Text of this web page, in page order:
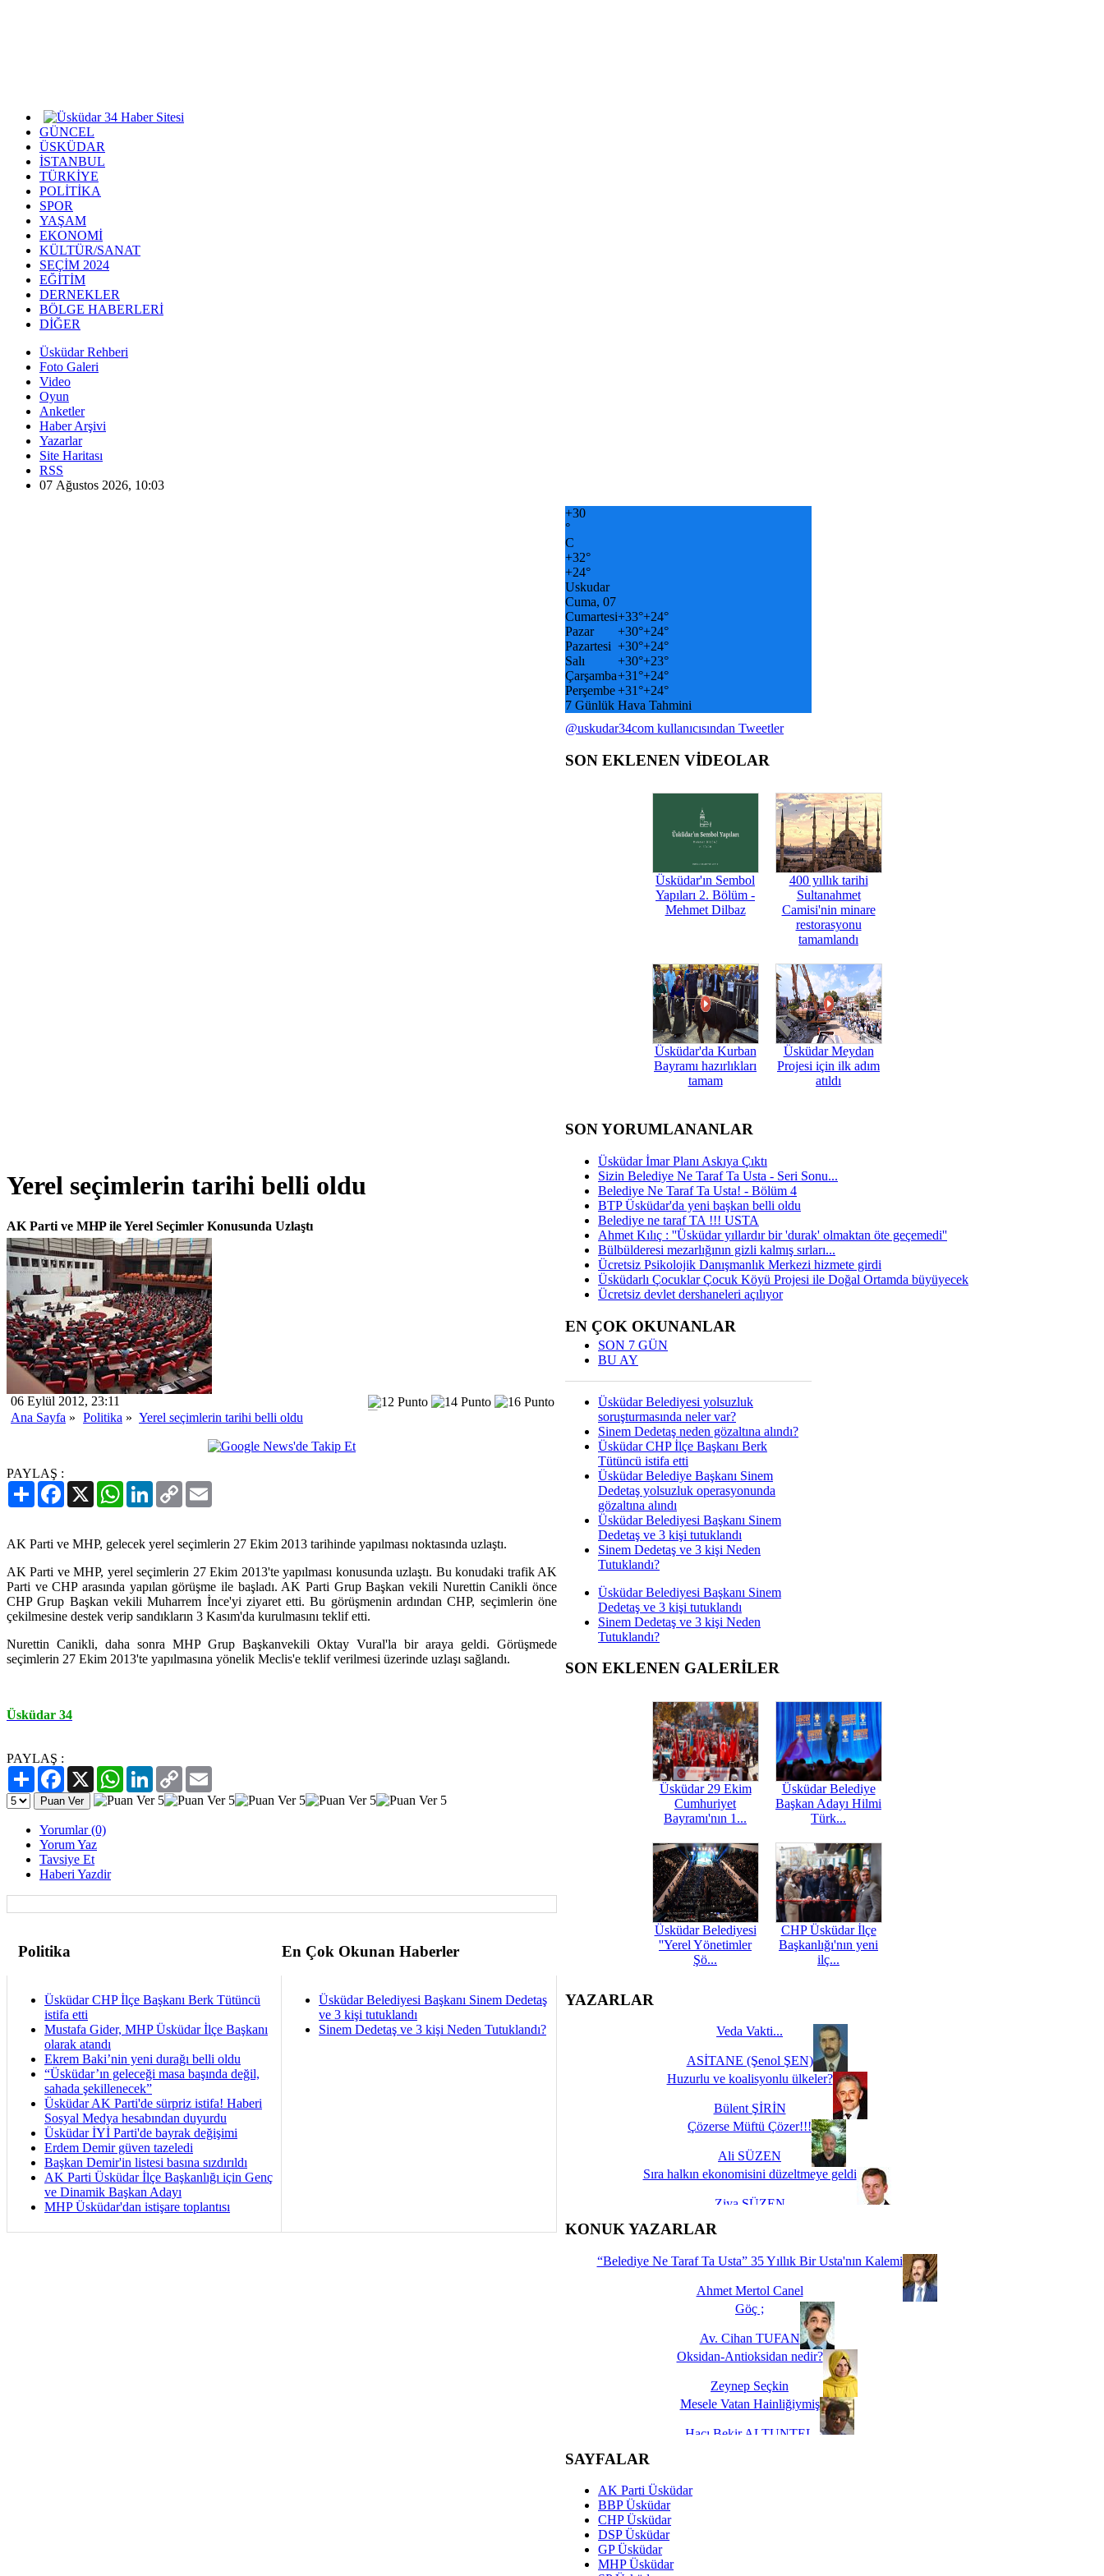
GÜNCEL
ÜSKÜDAR
İSTANBUL
TÜRKİYE
POLİTİKA
SPOR
YAŞAM
EKONOMİ
KÜLTÜR/SANAT
SEÇİM 2024
EĞİTİM
DERNEKLER
BÖLGE HABERLERİ
DİĞER
Üsküdar Rehberi
Foto Galeri
Video
Oyun
Anketler
Haber Arşivi
Yazarlar
Site Haritası
RSS
07 Ağustos 2026, 10:03
Yerel seçimlerin tarihi belli oldu
AK Parti ve MHP ile Yerel Seçimler Konusunda Uzlaştı
06 Eylül 2012, 23:11
Ana Sayfa » Politika » Yerel seçimlerin tarihi belli oldu
PAYLAŞ :
PaylaşFacebook
X WhatsAppLinkedIn
Copy
Link
AK Parti ve MHP, gelecek yerel seçimlerin 27 Ekim 2013 tarihinde yapılması noktasında uzlaştı.
AK Parti ve MHP, yerel seçimlerin 27 Ekim 2013'te yapılması konusunda uzlaştı. Bu konudaki trafik AK
Parti ve CHP arasında yapılan görüşme ile başladı. AK Parti Grup Başkan vekili Nurettin Canikli önce
CHP Grup Başkan vekili Muharrem İnce'yi ziyaret etti. Bu görüşmenin ardından CHP, seçimlerin öne
çekilmesine destek verip sandıkların 3 Kasım'da kurulmasını teklif etti.
Nurettin Canikli, daha sonra MHP Grup Başkanvekili Oktay Vural'la bir araya geldi. Görüşmede
seçimlerin 27 Ekim 2013'te yapılmasına yönelik Meclis'e teklif verilmesi üzerinde uzlaşı sağlandı.
Üsküdar 34
PAYLAŞ :
PaylaşFacebook
X WhatsAppLinkedIn
Copy
Link
Yorumlar (0)
Yorum Yaz
Tavsiye Et
Haberi Yazdir
Politika En Çok Okunan Haberler
Üsküdar CHP İlçe Başkanı Berk Tütüncü
istifa etti
Mustafa Gider, MHP Üsküdar İlçe Başkanı
olarak atandı
Ekrem Baki’nin yeni durağı belli oldu
“Üsküdar’ın geleceği masa başında değil,
sahada şekillenecek”
Üsküdar AK Parti'de sürpriz istifa! Haberi
Sosyal Medya hesabından duyurdu
Üsküdar İYİ Parti'de bayrak değişimi
Erdem Demir güven tazeledi
Başkan Demir'in listesi basına sızdırıldı
AK Parti Üsküdar İlçe Başkanlığı için Genç
ve Dinamik Başkan Adayı
MHP Üsküdar'dan istişare toplantısı
Üsküdar Belediyesi Başkanı Sinem Dedetaş
ve 3 kişi tutuklandı
Sinem Dedetaş ve 3 kişi Neden Tutuklandı?
+30
°
C
+32°
+24°
Uskudar
Cuma, 07
Cumartesi+33°+24°
Pazar
+30°+24°
Pazartesi +30°+24°
Salı
+30°+23°
Çarşamba+31°+24°
Perşembe+31°+24°
7 Günlük Hava Tahmini
@uskudar34com kullanıcısından Tweetler
SON EKLENEN VİDEOLAR
Üsküdar'ın Sembol
Yapıları 2. Bölüm -
Mehmet Dilbaz
400 yıllık tarihi
Sultanahmet
Camisi'nin minare
restorasyonu
tamamlandı
Üsküdar'da Kurban
Bayramı hazırlıkları
tamam
Üsküdar Meydan
Projesi için ilk adım
atıldı
SON YORUMLANANLAR
Üsküdar İmar Planı Askıya Çıktı
Sizin Belediye Ne Taraf Ta Usta - Seri Sonu...
Belediye Ne Taraf Ta Usta! - Bölüm 4
BTP Üsküdar'da yeni başkan belli oldu
Belediye ne taraf TA !!! USTA
Ahmet Kılıç : ''Üsküdar yıllardır bir 'durak' olmaktan öte geçemedi''
Bülbülderesi mezarlığının gizli kalmış sırları...
Ücretsiz Psikolojik Danışmanlık Merkezi hizmete girdi
Üsküdarlı Çocuklar Çocuk Köyü Projesi ile Doğal Ortamda büyüyecek
Ücretsiz devlet dershaneleri açılıyor
EN ÇOK OKUNANLAR
SON 7 GÜN
BU AY
Üsküdar Belediyesi yolsuzluk
soruşturmasında neler var?
Sinem Dedetaş neden gözaltına alındı?
Üsküdar CHP İlçe Başkanı Berk
Tütüncü istifa etti
Üsküdar Belediye Başkanı Sinem
Dedetaş yolsuzluk operasyonunda
gözaltına alındı
Üsküdar Belediyesi Başkanı Sinem
Dedetaş ve 3 kişi tutuklandı
Sinem Dedetaş ve 3 kişi Neden
Tutuklandı?
Üsküdar Belediyesi Başkanı Sinem
Dedetaş ve 3 kişi tutuklandı
Sinem Dedetaş ve 3 kişi Neden
Tutuklandı?
SON EKLENEN GALERİLER
Üsküdar 29 Ekim
Cumhuriyet
Bayramı'nın 1...
Üsküdar Belediye
Başkan Adayı Hilmi
Türk...
Üsküdar Belediyesi
''Yerel Yönetimler
Şö...
CHP Üsküdar İlçe
Başkanlığı'nın yeni
ilç...
YAZARLAR
Veda Vakti...
ASİTANE (Şenol ŞEN)
Huzurlu ve koalisyonlu ülkeler?
Bülent ŞİRİN
Çözerse Müftü Çözer!!!
Ali SÜZEN
Sıra halkın ekonomisini düzeltmeye geldi
Ziya SÜZEN
İşte Biz buyuz...
KONUK YAZARLAR
“Belediye Ne Taraf Ta Usta” 35 Yıllık Bir Usta'nın Kalemi
Ahmet Mertol Canel
Göç ;
Av. Cihan TUFAN
Oksidan-Antioksidan nedir?
Zeynep Seçkin
Mesele Vatan Hainliğiymiş
Hacı Bekir ALTUNTEL
Dünya Fani, Ama Kısa Bir Süre De Olsa Burdayız
Hukukun Adaleti Kalmadı Üstadım!
SAYFALAR
AK Parti Üsküdar
BBP Üsküdar
CHP Üsküdar
DSP Üsküdar
GP Üsküdar
MHP Üsküdar